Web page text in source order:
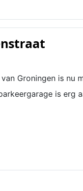
Groningen is nu
is erg